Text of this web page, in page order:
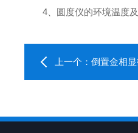
4、圆度仪的环境温度及
上一个：倒置金相